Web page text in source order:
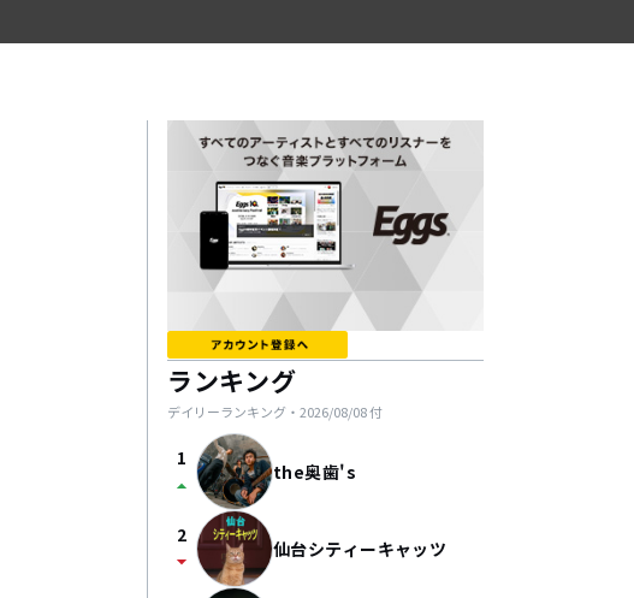
ランキング
デイリーランキング・ 2026/08/08付
1
arrow_drop_up the奥歯's
2
arrow_drop_down 仙台シティーキャッツ